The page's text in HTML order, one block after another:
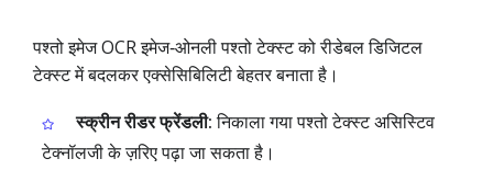
पश्तो इमेज OCR इमेज‑ओनली पश्तो टेक्स्ट को रीडेबल डिजिटल
टेक्स्ट में बदलकर एक्सेसिबिलिटी बेहतर बनाता है।
स्क्रीन रीडर फ्रेंडली:निकाला गया पश्तो टेक्स्ट असिस्टिव
टेक्नॉलजी के ज़रिए पढ़ा जा सकता है।